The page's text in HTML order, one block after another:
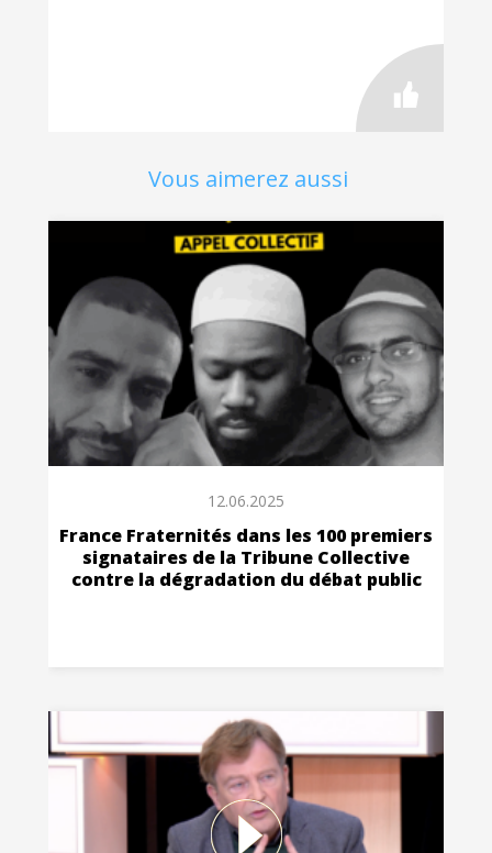
Vous aimerez aussi
12.06.2025
France Fraternités dans les 100 premiers
signataires de la Tribune Collective
contre la dégradation du débat public